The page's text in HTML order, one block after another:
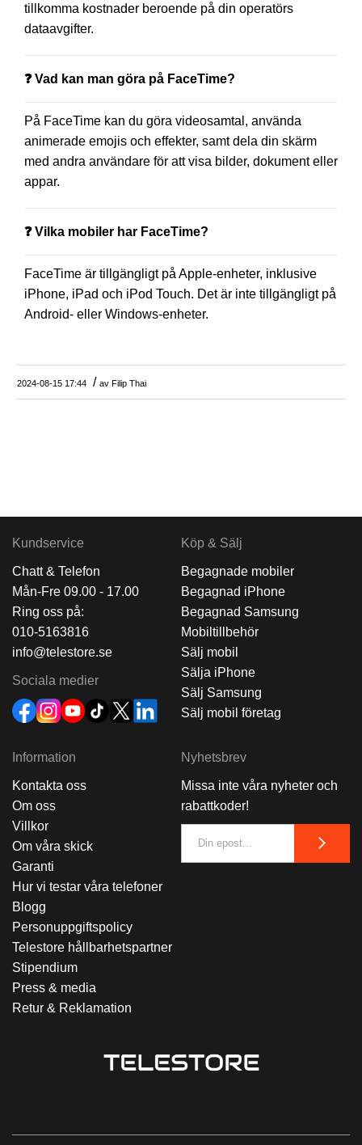
tillkomma kostnader beroende på din operatörs
dataavgifter.
❓ Vad kan man göra på FaceTime?
På FaceTime kan du göra videosamtal, använda
animerade emojis och effekter, samt dela din skärm
med andra användare för att visa bilder, dokument eller
appar.
❓ Vilka mobiler har FaceTime?
FaceTime är tillgängligt på Apple-enheter, inklusive
iPhone, iPad och iPod Touch. Det är inte tillgängligt på
Android- eller Windows-enheter.
2024-08-15 17:44 / av Filip Thai
Kundservice
Chatt & Telefon
Mån-Fre 09.00 - 17.00
Ring oss på:
010-5163816
info@telestore.se
Sociala medier
Köp & Sälj
Begagnade mobiler
Begagnad iPhone
Begagnad Samsung
Mobiltillbehör
Sälj mobil
Sälja iPhone
Sälj Samsung
Sälj mobil företag
Information
Kontakta oss
Om oss
Villkor
Om våra skick
Garanti
Hur vi testar våra telefoner
Blogg
Personuppgiftspolicy
Telestore hållbarhetspartner
Stipendium
Press & media
Retur & Reklamation
Nyhetsbrev
Missa inte våra nyheter och
rabattkoder!